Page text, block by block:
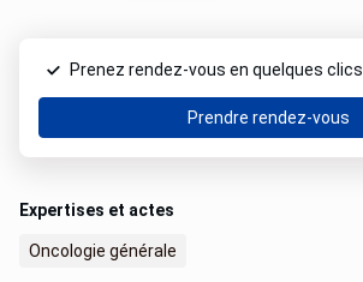
Expertises et actes
Oncologie générale
Prenez rendez-vous en quelques clics
Prendre rendez-vous